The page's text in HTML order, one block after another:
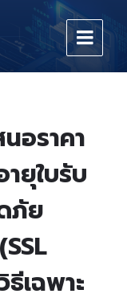
อราคา
ยุใบรับ
ภัย
เฉพาะ